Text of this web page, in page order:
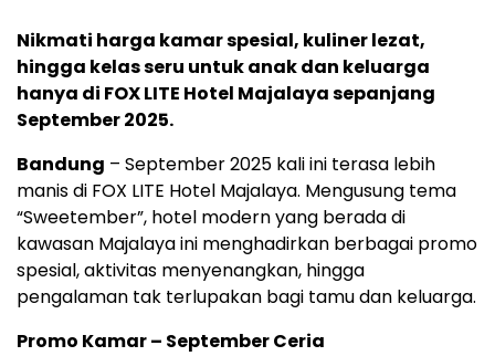
Nikmati harga kamar spesial, kuliner lezat,
hingga kelas seru untuk anak dan keluarga
hanya di FOX LITE Hotel Majalaya sepanjang
September 2025.
Bandung – September 2025 kali ini terasa lebih
manis di FOX LITE Hotel Majalaya. Mengusung tema
“Sweetember”, hotel modern yang berada di
kawasan Majalaya ini menghadirkan berbagai promo
spesial, aktivitas menyenangkan, hingga
pengalaman tak terlupakan bagi tamu dan keluarga.
Promo Kamar – September Ceria